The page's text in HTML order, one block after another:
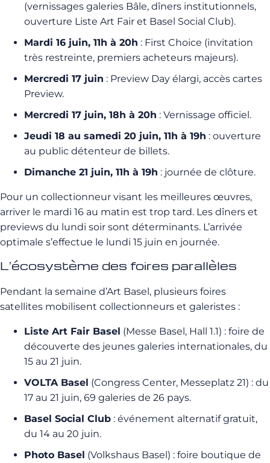
(vernissages galeries Bâle, dîners institutionnels,
ouverture Liste Art Fair et Basel Social Club).
Mardi 16 juin, 11h à 20h : First Choice (invitation
très restreinte, premiers acheteurs majeurs).
Mercredi 17 juin : Preview Day élargi, accès cartes
Preview.
Mercredi 17 juin, 18h à 20h : Vernissage officiel.
Jeudi 18 au samedi 20 juin, 11h à 19h : ouverture
au public détenteur de billets.
Dimanche 21 juin, 11h à 19h : journée de clôture.
Pour un collectionneur visant les meilleures œuvres,
arriver le mardi 16 au matin est trop tard. Les dîners et
previews du lundi soir sont déterminants. L’arrivée
optimale s’effectue le lundi 15 juin en journée.
L’écosystème des foires parallèles
Pendant la semaine d’Art Basel, plusieurs foires
satellites mobilisent collectionneurs et galeristes :
Liste Art Fair Basel (Messe Basel, Hall 1.1) : foire de
découverte des jeunes galeries internationales, du
15 au 21 juin.
VOLTA Basel (Congress Center, Messeplatz 21) : du
17 au 21 juin, 69 galeries de 26 pays.
Basel Social Club : événement alternatif gratuit,
du 14 au 20 juin.
Photo Basel (Volkshaus Basel) : foire boutique de